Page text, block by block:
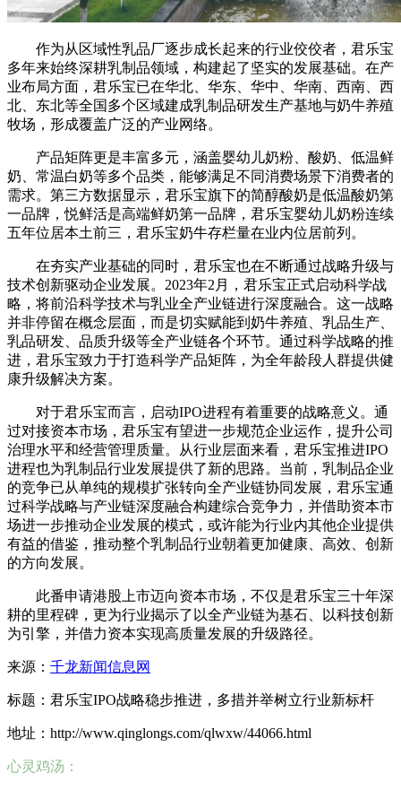
作为从区域性乳品厂逐步成长起来的行业佼佼者，君乐宝
多年来始终深耕乳制品领域，构建起了坚实的发展基础。在产
业布局方面，君乐宝已在华北、华东、华中、华南、西南、西
北、东北等全国多个区域建成乳制品研发生产基地与奶牛养殖
牧场，形成覆盖广泛的产业网络。
产品矩阵更是丰富多元，涵盖婴幼儿奶粉、酸奶、低温鲜
奶、常温白奶等多个品类，能够满足不同消费场景下消费者的
需求。第三方数据显示，君乐宝旗下的简醇酸奶是低温酸奶第
一品牌，悦鲜活是高端鲜奶第一品牌，君乐宝婴幼儿奶粉连续
五年位居本土前三，君乐宝奶牛存栏量在业内位居前列。
在夯实产业基础的同时，君乐宝也在不断通过战略升级与
技术创新驱动企业发展。2023年2月，君乐宝正式启动科学战
略，将前沿科学技术与乳业全产业链进行深度融合。这一战略
并非停留在概念层面，而是切实赋能到奶牛养殖、乳品生产、
乳品研发、品质升级等全产业链各个环节。通过科学战略的推
进，君乐宝致力于打造科学产品矩阵，为全年龄段人群提供健
康升级解决方案。
对于君乐宝而言，启动IPO进程有着重要的战略意义。通
过对接资本市场，君乐宝有望进一步规范企业运作，提升公司
治理水平和经营管理质量。从行业层面来看，君乐宝推进IPO
进程也为乳制品行业发展提供了新的思路。当前，乳制品企业
的竞争已从单纯的规模扩张转向全产业链协同发展，君乐宝通
过科学战略与产业链深度融合构建综合竞争力，并借助资本市
场进一步推动企业发展的模式，或许能为行业内其他企业提供
有益的借鉴，推动整个乳制品行业朝着更加健康、高效、创新
的方向发展。
此番申请港股上市迈向资本市场，不仅是君乐宝三十年深
耕的里程碑，更为行业揭示了以全产业链为基石、以科技创新
为引擎，并借力资本实现高质量发展的升级路径。
来源： 千龙新闻信息网
标题：君乐宝IPO战略稳步推进，多措并举树立行业新标杆
地址：http://www.qinglongs.com/qlwxw/44066.html
心灵鸡汤：